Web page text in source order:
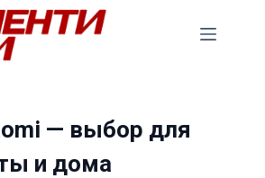
— выбор для
и дома